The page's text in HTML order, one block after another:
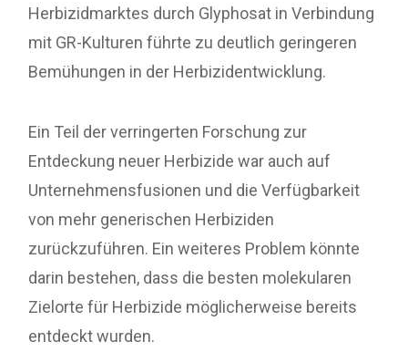
Herbizidmarktes durch Glyphosat in Verbindung
mit GR-Kulturen führte zu deutlich geringeren
Bemühungen in der Herbizidentwicklung.
Ein Teil der verringerten Forschung zur
Entdeckung neuer Herbizide war auch auf
Unternehmensfusionen und die Verfügbarkeit
von mehr generischen Herbiziden
zurückzuführen. Ein weiteres Problem könnte
darin bestehen, dass die besten molekularen
Zielorte für Herbizide möglicherweise bereits
entdeckt wurden.